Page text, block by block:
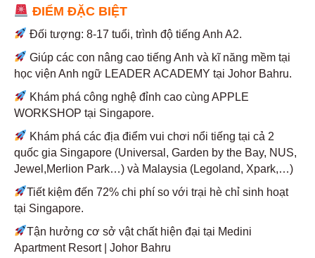
ĐIỂM ĐẶC BIỆT
Đối tượng: 8-17 tuổi, trình độ tiếng Anh A2.
Giúp các con nâng cao tiếng Anh và kĩ năng mềm tại
học viện Anh ngữ LEADER ACADEMY tại Johor Bahru.
Khám phá công nghệ đỉnh cao cùng APPLE
WORKSHOP tại Singapore.
Khám phá các địa điểm vui chơi nổi tiếng tại cả 2
quốc gia Singapore (Universal, Garden by the Bay, NUS,
Jewel,Merlion Park…) và Malaysia (Legoland, Xpark,…)
Tiết kiệm đến 72% chi phí so với trại hè chỉ sinh hoạt
tại Singapore.
Tận hưởng cơ sở vật chất hiện đại tại Medini
Apartment Resort | Johor Bahru